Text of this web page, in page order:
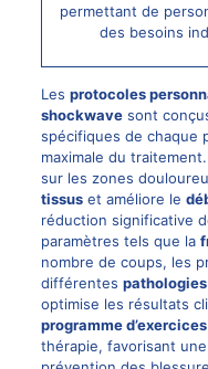
permettant de
des besoins
Les protocoles
shockwavesont
spécifiques de chaque
maximale du
sur les zones
tissuset améliore le
réduction significative
paramètres tels que la
nombre de coups, les
différentes pathologies
optimise les résultats
programme d’exercices
thérapie, favorisant